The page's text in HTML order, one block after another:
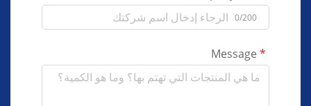
0/200